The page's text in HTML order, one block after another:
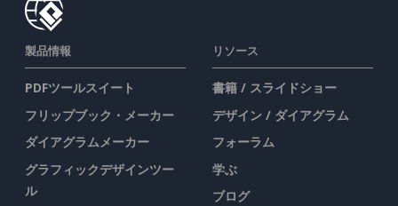
製品情報
PDFツールスイート
フリップブック・メーカー
ダイアグラムメーカー
グラフィックデザインツー
ル
リソース
書籍 / スライドショー
デザイン / ダイアグラム
フォーラム
学ぶ
ブログ